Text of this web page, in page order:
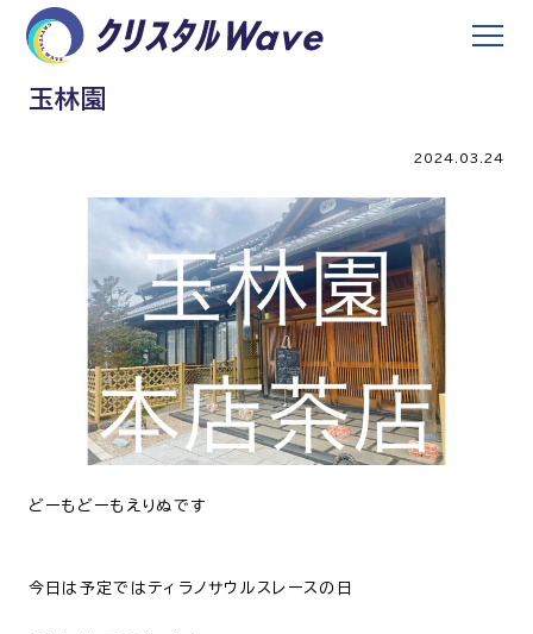
玉林園
2024.03.24
どーもどーもえりぬです
今日は予定ではティラノサウルスレースの日